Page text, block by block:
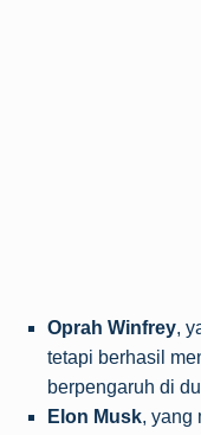
Oprah Winfrey,
tetapi berhasil
berpengaruh di
Elon Musk, yang